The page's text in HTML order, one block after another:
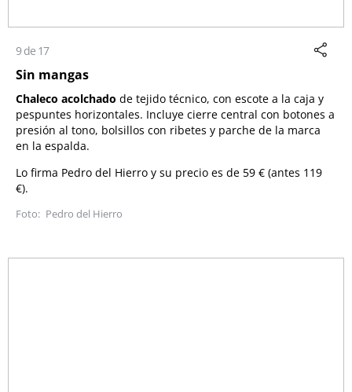
9 de 17
Sin mangas
Chaleco acolchado de tejido técnico, con escote a la caja y
pespuntes horizontales. Incluye cierre central con botones a
presión al tono, bolsillos con ribetes y parche de la marca
en la espalda.
Lo firma Pedro del Hierro y su precio es de 59 € (antes 119
€).
Pedro del Hierro